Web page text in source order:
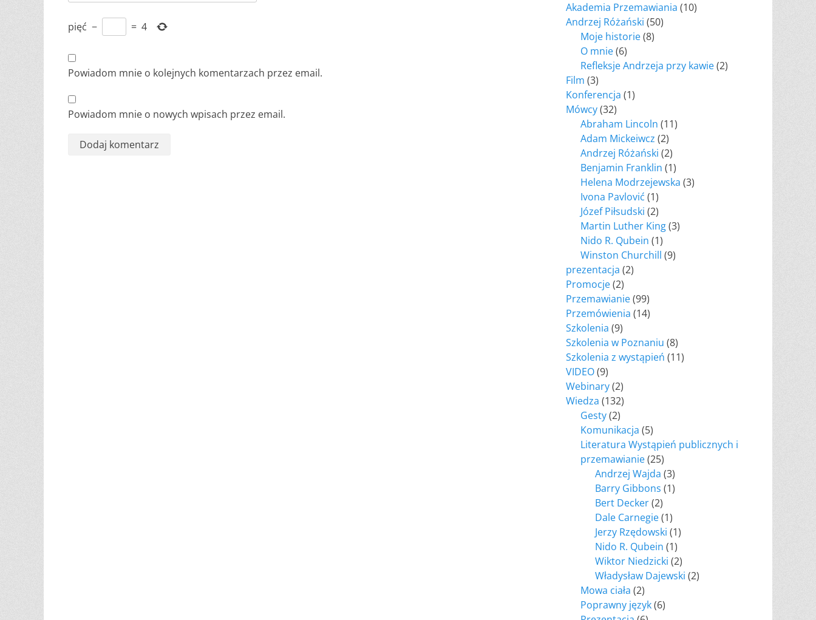
pięć − = 4
Powiadom mnie o kolejnych komentarzach przez email.
Powiadom mnie o nowych wpisach przez email.
Akademia Przemawiania (10)
Andrzej Różański (50)
Moje historie(8)
O mnie(6)
Refleksje Andrzeja przy kawie(2)
Film (3)
Konferencja (1)
Mówcy(32)
Abraham Lincoln (11)
Adam Mickeiwcz (2)
Andrzej Różański (2)
Benjamin Franklin (1)
Helena Modrzejewska (3)
Ivona Pavlović (1)
Józef Piłsudski (2)
Martin Luther King(3)
Nido R. Qubein (1)
Winston Churchill (9)
prezentacja (2)
Promocje(2)
Przemawianie(99)
Przemówienia (14)
Szkolenia (9)
Szkolenia w Poznaniu (8)
Szkolenia z wystąpień (11)
VIDEO(9)
Webinary(2)
Wiedza (132)
Gesty(2)
Komunikacja (5)
Literatura Wystąpień publicznych i
przemawianie(25)
Andrzej Wajda (3)
Barry Gibbons (1)
Bert Decker(2)
Dale Carnegie(1)
Jerzy Rzędowski (1)
Nido R. Qubein (1)
Wiktor Niedzicki (2)
Władysław Dajewski (2)
Mowa ciała (2)
Poprawny język(6)